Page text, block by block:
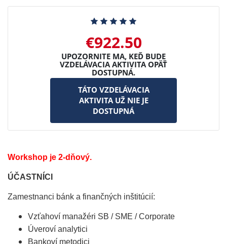
€922.50
UPOZORNITE MA, KEĎ BUDE
VZDELÁVACIA AKTIVITA OPÄŤ
DOSTUPNÁ.
TÁTO VZDELÁVACIA
AKTIVITA UŽ NIE JE
DOSTUPNÁ
Workshop je 2-dňový.
ÚČASTNÍCI
Zamestnanci bánk a finančných inštitúcií:
Vzťahoví manažéri SB / SME / Corporate
Úveroví analytici
Bankoví metodici